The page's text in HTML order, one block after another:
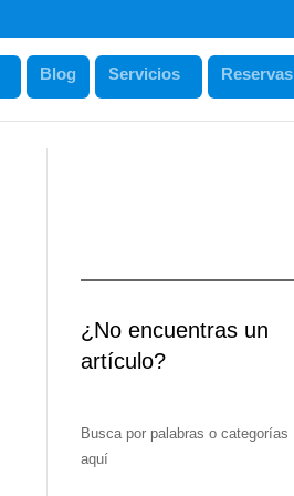
Blog Servicios Reservas
¿No encuentras un
artículo?
Busca por palabras o categorías
aquí